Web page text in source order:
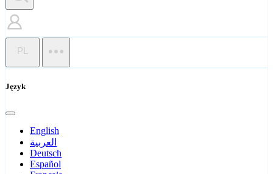
PL
Język
English
العربية
Deutsch
Español